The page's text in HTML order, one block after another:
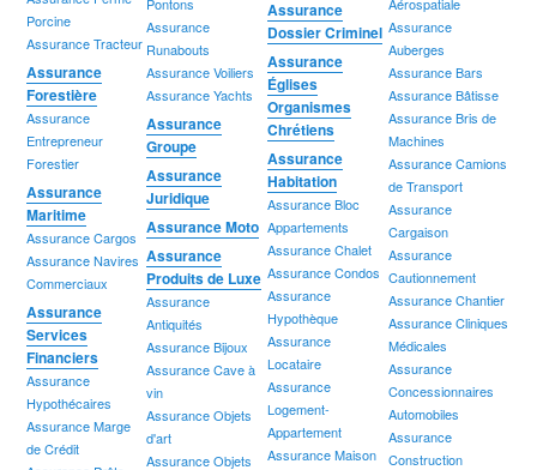
Porcine
Assurance Tracteur
Assurance
Runabouts
Assurance Voiliers
Assurance Yachts
Assurance
Auberges
Assurance Bars
Assurance Bâtisse
Assurance Bris de
Machines
Assurance Camions
de Transport
Assurance
Cargaison
Assurance
Cautionnement
Assurance Chantier
Assurance Cliniques
Médicales
Assurance
Concessionnaires
Automobiles
Assurance
Construction
Assurance
Dossier Criminel
Assurance
Églises
Organismes
Chrétiens
Assurance
Forestière
Assurance
Entrepreneur
Forestier
Assurance
Groupe
Assurance
Habitation
Assurance Bloc
Appartements
Assurance Chalet
Assurance Condos
Assurance
Hypothèque
Assurance
Locataire
Assurance
Logement-
Appartement
Assurance Maison
Assurance
Juridique
Assurance
Maritime
Assurance Cargos
Assurance Navires
Commerciaux
Assurance Moto
Assurance
Produits de Luxe
Assurance
Antiquités
Assurance Bijoux
Assurance Cave à
vin
Assurance Objets
d'art
Assurance Objets
Assurance
Services
Financiers
Assurance
Hypothécaires
Assurance Marge
de Crédit